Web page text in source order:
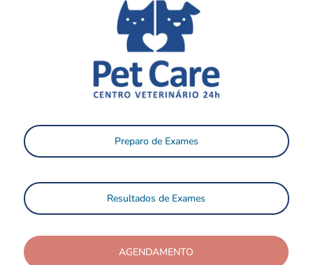
Preparo de Exames
Resultados de Exames
AGENDAMENTO